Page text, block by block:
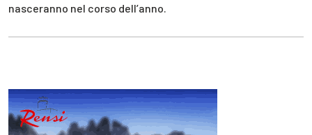
nasceranno nel corso dell’anno.